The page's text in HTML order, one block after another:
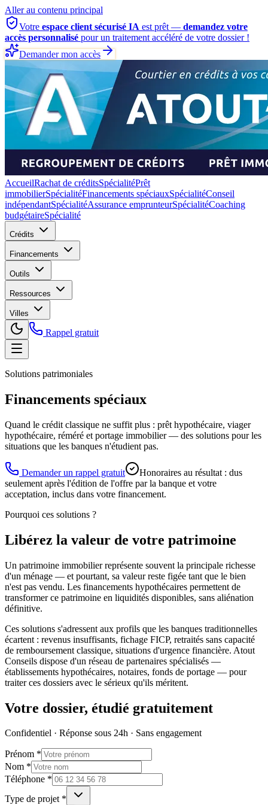
Aller au contenu principal
Votre espace client sécurisé IA est prêt — demandez votre
accès personnalisé pour un traitement accéléré de votre dossier !
Demander mon accès
AccueilRachat de créditsSpécialitéPrêt
immobilierSpécialitéFinancements spéciauxSpécialitéConseil
indépendantSpécialitéAssurance emprunteurSpécialitéCoaching
budgétaireSpécialité
Crédits
Financements
Outils
Ressources
Villes
Rappel gratuit
Solutions patrimoniales
Financements spéciaux
Quand le crédit classique ne suffit plus : prêt hypothécaire, viager
hypothécaire, réméré et portage immobilier — des solutions pour les
situations que les banques n'étudient pas.
Demander un rappel gratuit
Honoraires au résultat : dus
seulement après l'édition de l'offre par la banque et votre
acceptation, inclus dans votre financement.
Pourquoi ces solutions ?
Libérez la valeur de votre patrimoine
Un patrimoine immobilier représente souvent la principale richesse
d'un ménage — et pourtant, sa valeur reste figée tant que le bien
n'est pas vendu. Les financements hypothécaires permettent de
transformer ce patrimoine en liquidités disponibles, sans aliénation
définitive.
Ces solutions s'adressent aux profils que les banques traditionnelles
écartent : revenus insuffisants, fichage FICP, retraités sans capacité
de remboursement classique, situations d'urgence financière. Atout
Conseils dispose d'un réseau de partenaires spécialisés —
établissements hypothécaires, notaires, fonds de portage — pour
traiter ces dossiers avec le sérieux qu'ils méritent.
Votre dossier, étudié gratuitement
Confidentiel · Réponse sous 24h · Sans engagement
Prénom *
Nom *
Téléphone *
Type de projet *